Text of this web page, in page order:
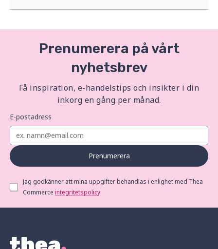
Prenumerera på vårt
nyhetsbrev
Få inspiration, e-handelstips och insikter i din
inkorg en gång per månad.
E-postadress
Prenumerera
Jag godkänner att mina uppgifter behandlas i enlighet med Thea
Commerceintegritetspolicy